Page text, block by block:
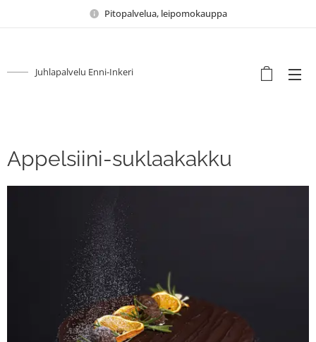
Pitopalvelua, leipomokauppa
Juhlapalvelu Enni-Inkeri
Appelsiini-suklaakakku